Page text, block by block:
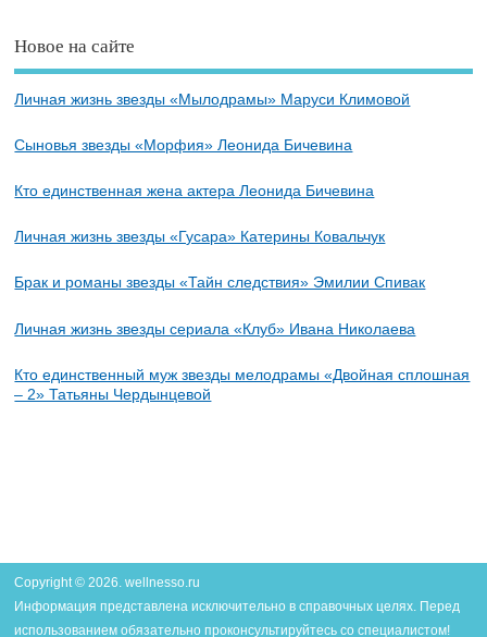
Новое на сайте
Личная жизнь звезды «Мылодрамы» Маруси Климовой
Сыновья звезды «Морфия» Леонида Бичевина
Кто единственная жена актера Леонида Бичевина
Личная жизнь звезды «Гусара» Катерины Ковальчук
Брак и романы звезды «Тайн следствия» Эмилии Спивак
Личная жизнь звезды сериала «Клуб» Ивана Николаева
Кто единственный муж звезды мелодрамы «Двойная сплошная
– 2» Татьяны Чердынцевой
Copyright © 2026. wellnesso.ru
Информация представлена исключительно в справочных целях. Перед
использованием обязательно проконсультируйтесь со специалистом!